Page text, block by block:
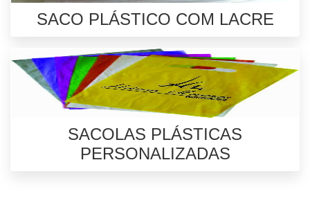
SACO PLÁSTICO COM LACRE
SACOLAS PLÁSTICAS
PERSONALIZADAS